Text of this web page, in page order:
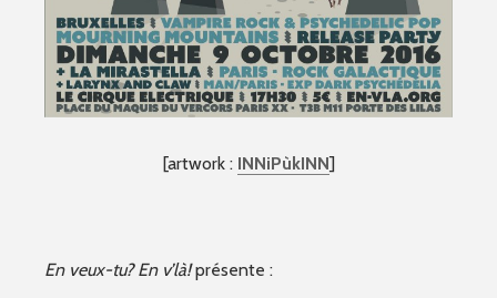
[artwork : INNiPùkINN]
En veux-tu? En v’là!présente :